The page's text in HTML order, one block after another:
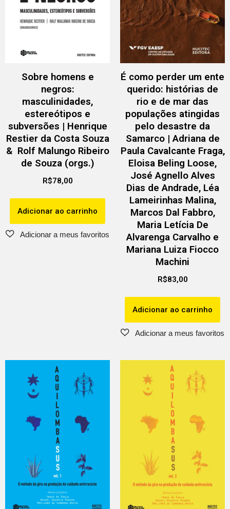
Sobre homens e
negros:
masculinidades,
estereótipos e
subversões | Henrique
Restier da Costa Souza
& Rolf Malungo Ribeiro
de Souza (orgs.)
R$78,00
Adicionar ao carrinho
É como perder um ente
querido: histórias de
rio e de mar das
populações atingidas
pelo desastre da
Samarco | Adriana de
Paula Cavalcante Fraga,
Eloisa Beling Loose,
José Agnello Alves
Dias de Andrade, Léa
Lameirinhas Malina,
Marcos Dal Fabbro,
Maria Letícia De
Alvarenga Carvalho e
Mariana Luiza Fiocco
Machini
R$83,00
Adicionar ao carrinho